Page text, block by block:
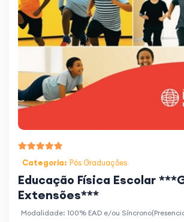
Categoria: Pós Graduações
Educação Física Escolar
Extensões***
Modalidade: 100% EAD e/ou